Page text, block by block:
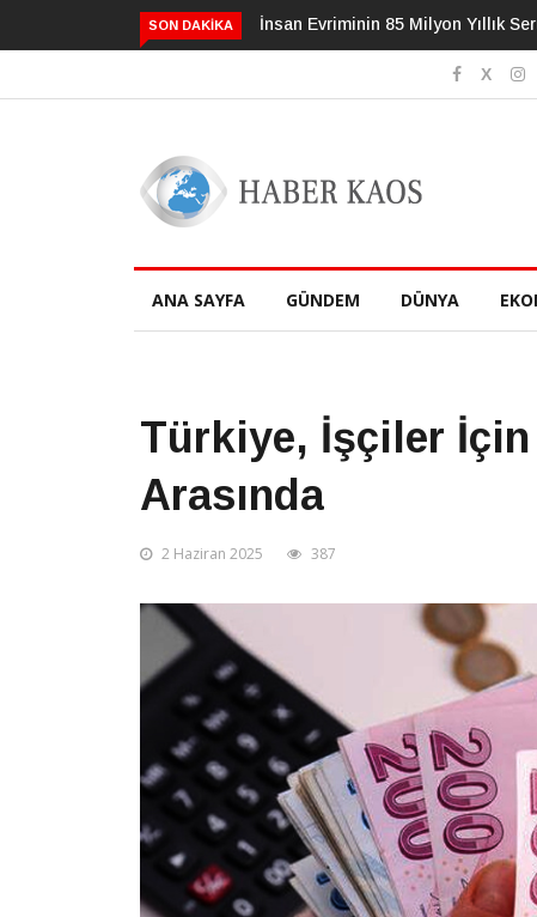
SON DAKIKA
Evriminin 85 Milyon Yıllık Serüveni3 Alışkanlık Demansı 13 Yıl
Geciktirebilir
ANA SAYFA GÜNDEM DÜNYA
Türkiye, İşçiler
Arasında
2 Haziran 2025 387